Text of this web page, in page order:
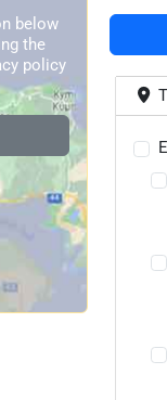
below
the
policy